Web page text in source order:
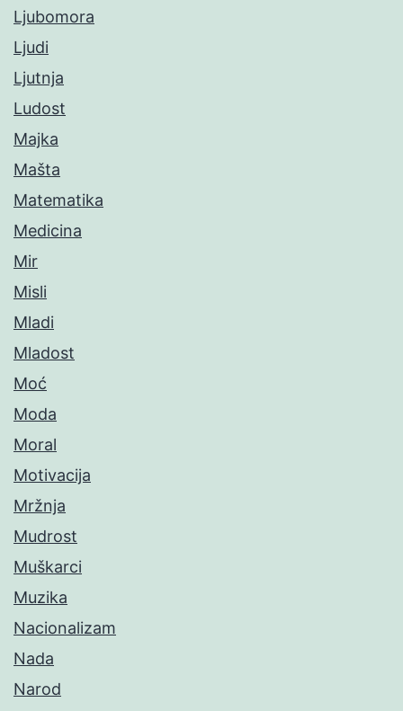
Ljubomora
Ljudi
Ljutnja
Ludost
Majka
Mašta
Matematika
Medicina
Mir
Misli
Mladi
Mladost
Moć
Moda
Moral
Motivacija
Mržnja
Mudrost
Muškarci
Muzika
Nacionalizam
Nada
Narod